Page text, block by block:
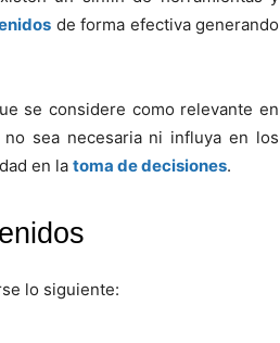
de forma efectiva generando
se considere como relevante en
sea necesaria ni influya en los
en la toma de decisiones.
lo siguiente: